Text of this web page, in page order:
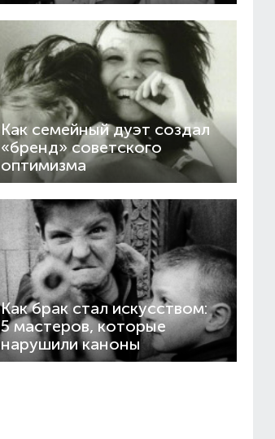
Как семейный дуэт создал
«бренд» советского
оптимизма
Как брак стал искусством:
5 мастеров, которые
нарушили каноны